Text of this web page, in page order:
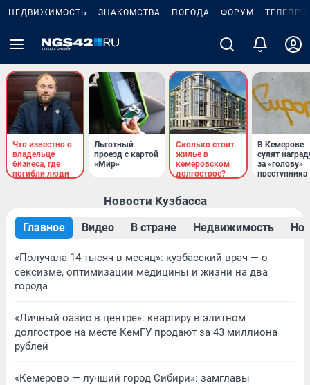
НЕДВИЖИМОСТЬ ЗНАКОМСТВА ПОГОДА ФОРУМ
Что известно о
владельце
бизнеса, где
погибли люди
Льготный
проезд с картой
«Мир»
Сколько стоит
жилье в
кемеровском
долгострое?
В Кемерове
сулят
за «голову»
преступника
Новости Кузбасса
Главное Видео В стране Недвижимость
«Получала 14 тысяч в месяц»: кузбасский врач — о
сексизме, оптимизации медицины и жизни на два
города
«Личный оазис в центре»: квартиру в элитном
долгострое на месте КемГУ продают за 43 миллиона
рублей
«Кемерово — лучший город Сибири»: замглавы